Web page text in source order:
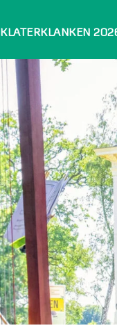
KLATERKLANKEN